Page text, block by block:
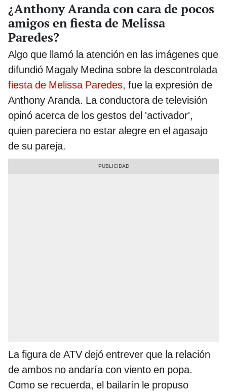
¿Anthony Aranda con cara de pocos
amigos en fiesta de Melissa
Paredes?
Algo que llamó la atención en las imágenes que
difundió Magaly Medina sobre la descontrolada
fiesta de Melissa Paredes, fue la expresión de
Anthony Aranda. La conductora de televisión
opinó acerca de los gestos del 'activador',
quien pareciera no estar alegre en el agasajo
de su pareja.
La figura de ATV dejó entrever que la relación
de ambos no andaría con viento en popa.
Como se recuerda, el bailarín le propuso